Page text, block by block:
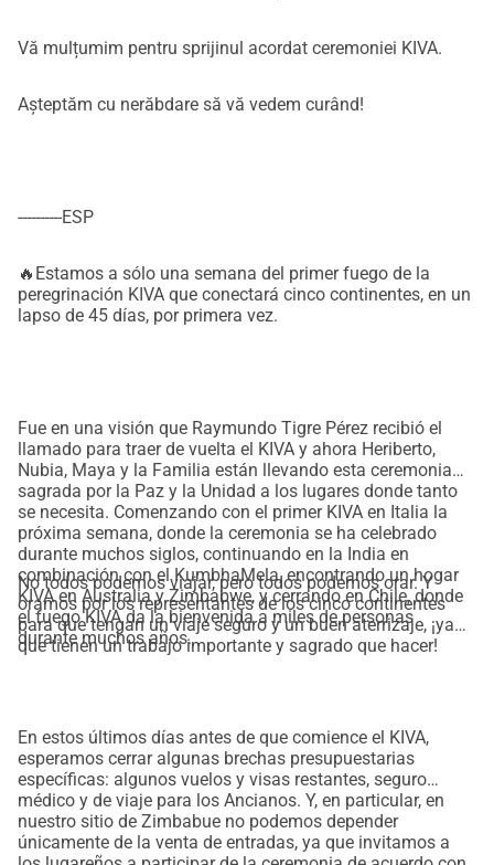
Vă mulțumim pentru sprijinul acordat ceremoniei KIVA.
Așteptăm cu nerăbdare să vă vedem curând!
----------ESP
🔥Estamos a sólo una semana del primer fuego de la
peregrinación KIVA que conectará cinco continentes, en un
lapso de 45 días, por primera vez.
Fue en una visión que Raymundo Tigre Pérez recibió el
llamado para traer de vuelta el KIVA y ahora Heriberto,
Nubia, Maya y la Familia están llevando esta ceremonia
sagrada por la Paz y la Unidad a los lugares donde tanto
se necesita. Comenzando con el primer KIVA en Italia la
próxima semana, donde la ceremonia se ha celebrado
durante muchos siglos, continuando en la India en
combinación con el KumbhaMela, encontrando un hogar
KIVA en Australia y Zimbabwe, y cerrando en Chile, donde
el fuego KIVA da la bienvenida a miles de personas
durante muchos años.
No todos podemos viajar, pero todos podemos orar. Y
oramos por los representantes de los cinco continentes
para que tengan un viaje seguro y un buen aterrizaje, ¡ya
que tienen un trabajo importante y sagrado que hacer!
En estos últimos días antes de que comience el KIVA,
esperamos cerrar algunas brechas presupuestarias
específicas: algunos vuelos y visas restantes, seguro
médico y de viaje para los Ancianos. Y, en particular, en
nuestro sitio de Zimbabue no podemos depender
únicamente de la venta de entradas, ya que invitamos a